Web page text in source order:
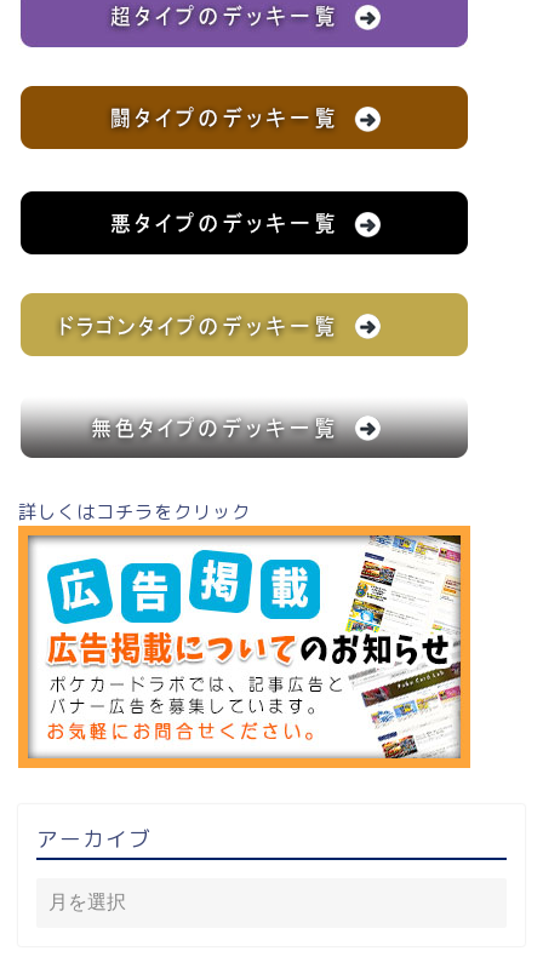
詳しくはコチラをクリック
アーカイブ